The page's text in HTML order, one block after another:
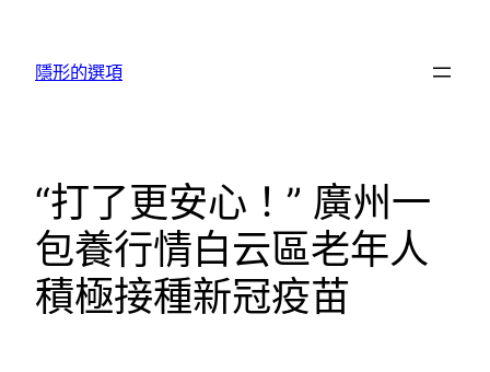
隱形的選項
“打了更安心！” 廣州一
包養行情白云區老年人
積極接種新冠疫苗